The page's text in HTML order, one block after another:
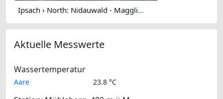
Ipsach › North: Nidauwald - Magglingen/Macolin - Lake Biel
Aktuelle Messwerte
Wassertemperatur
Aare 23.8 °C